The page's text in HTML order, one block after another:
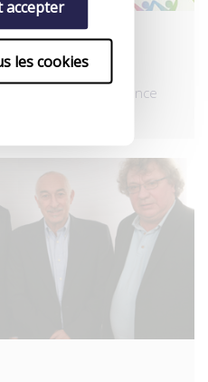
accepter
les cookies
»
évoluant en France